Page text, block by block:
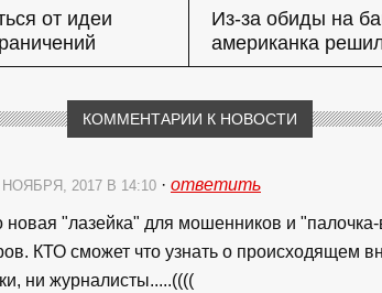
от идеи
Из-за обиды на
американка
КОММЕНТАРИИ К НОВОСТИ
НОЯБРЯ, 2017 В 14:10 · ответить
новая "лазейка" для мошенников и
КТО сможет что узнать о происходящем
ни журналисты.....((((